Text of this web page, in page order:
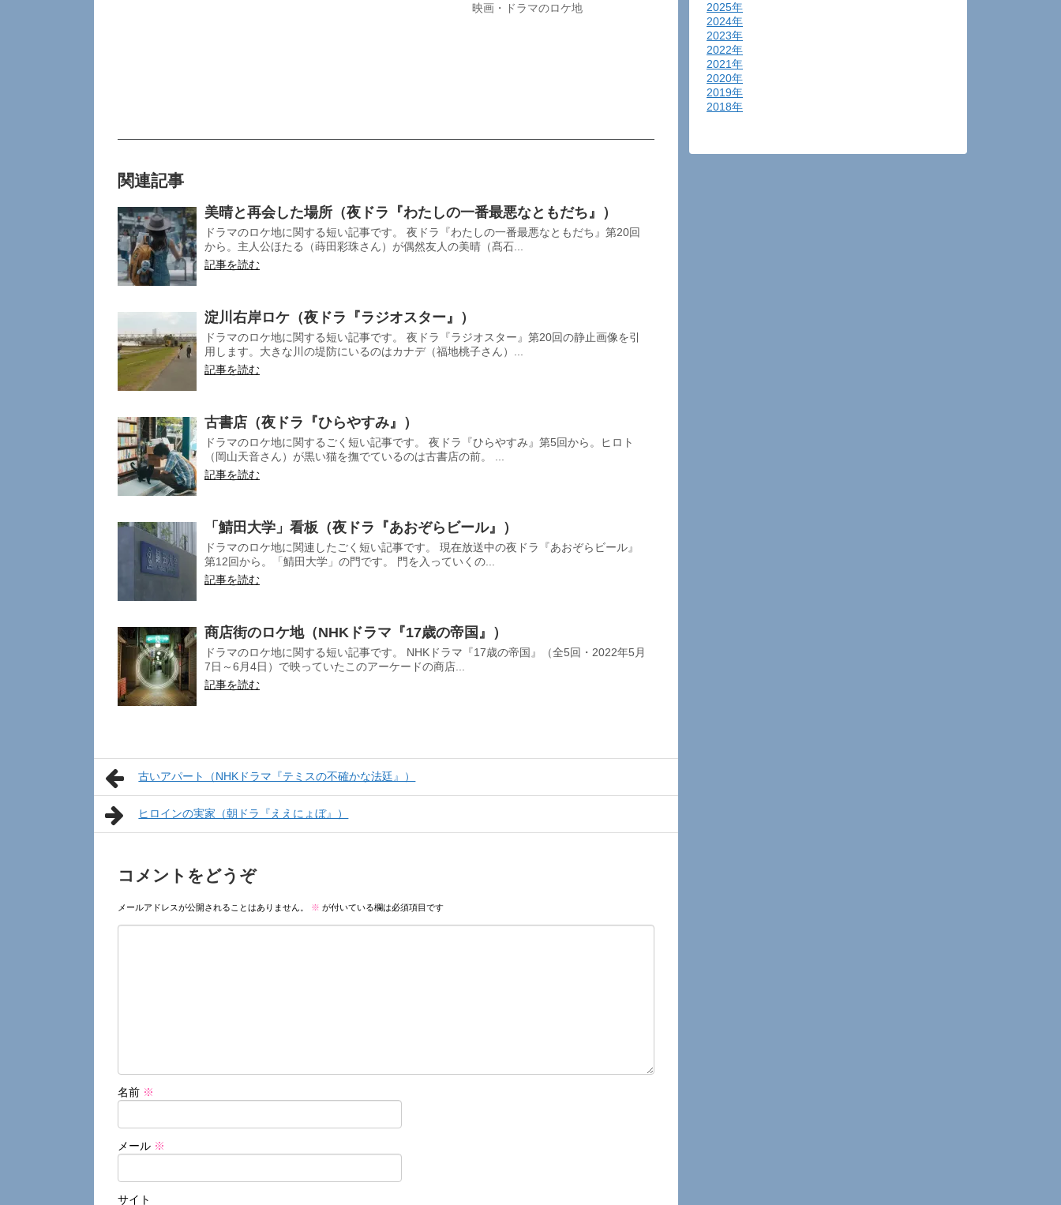
映画・ドラマのロケ地
関連記事
美晴と再会した場所（夜ドラ『わたしの一番最悪なともだち』）
ドラマのロケ地に関する短い記事です。 夜ドラ『わたしの一番最悪なともだち』第20回
から。主人公ほたる（蒔田彩珠さん）が偶然友人の美晴（髙石...
記事を読む
淀川右岸ロケ（夜ドラ『ラジオスター』）
ドラマのロケ地に関する短い記事です。 夜ドラ『ラジオスター』第20回の静止画像を引
用します。大きな川の堤防にいるのはカナデ（福地桃子さん）...
記事を読む
古書店（夜ドラ『ひらやすみ』）
ドラマのロケ地に関するごく短い記事です。 夜ドラ『ひらやすみ』第5回から。ヒロト
（岡山天音さん）が黒い猫を撫でているのは古書店の前。 ...
記事を読む
「鯖田大学」看板（夜ドラ『あおぞらビール』）
ドラマのロケ地に関連したごく短い記事です。 現在放送中の夜ドラ『あおぞらビール』
第12回から。「鯖田大学」の門です。 門を入っていくの...
記事を読む
商店街のロケ地（NHKドラマ『17歳の帝国』）
ドラマのロケ地に関する短い記事です。 NHKドラマ『17歳の帝国』（全5回・2022年5月
7日～6月4日）で映っていたこのアーケードの商店...
記事を読む
古いアパート（NHKドラマ『テミスの不確かな法廷』）
ヒロインの実家（朝ドラ『ええにょぼ』）
コメントをどうぞ
メールアドレスが公開されることはありません。 ※ が付いている欄は必須項目です
名前 ※
メール ※
サイト
2025年
2024年
2023年
2022年
2021年
2020年
2019年
2018年